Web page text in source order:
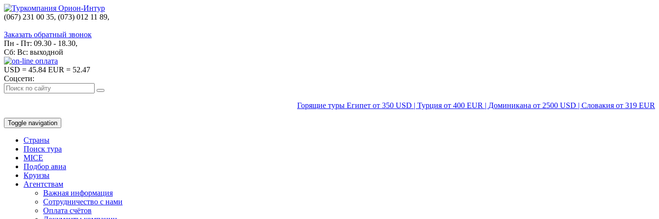
(067) 231 00 35, (073) 012 11 89,
Заказать обратный звонок
Пн - Пт: 09.30 - 18.30,
Сб: Вс: выходной
USD = 45.84 EUR = 52.47
Соцсети:
Горящие туры Египет от 350 USD | Турция от 400 EUR | Доминикана от 2500 USD | Словакия от 319 EUR
Toggle navigation
Страны
Поиск тура
MICE
Подбор авиа
Круизы
Агентствам
Важная информация
Сотрудничество с нами
Оплата счётов